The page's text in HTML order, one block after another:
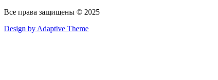
Все права защищены © 2025
Design by Adaptive Theme